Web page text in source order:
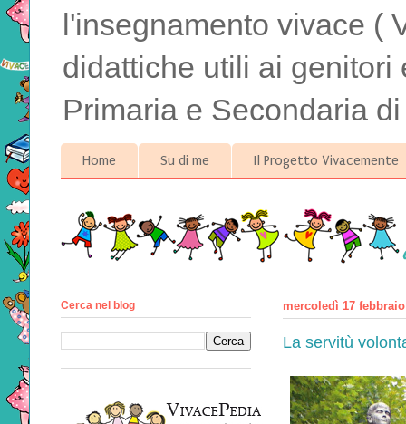
l'insegnamento vivace (
didattiche utili ai
Primaria e Secondaria
Home Su di me Il Progetto Vivacemente
mercoledì 17 febbraio
La servitù
Cerca nel blog